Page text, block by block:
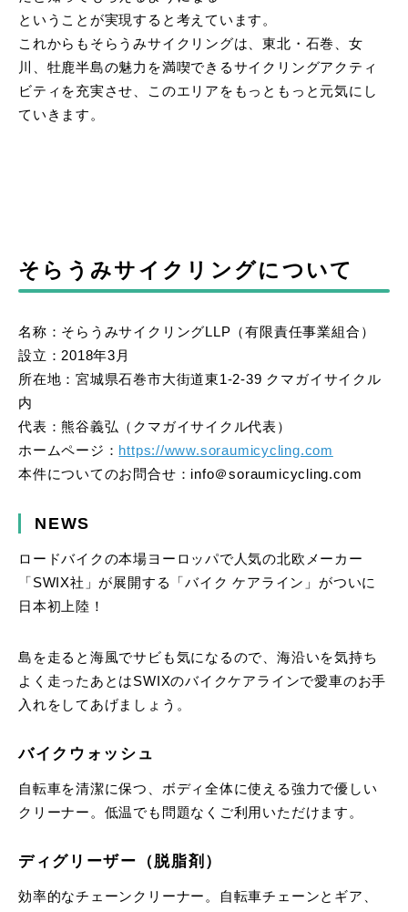
ということが実現すると考えています。
これからもそらうみサイクリングは、東北・石巻、女
川、牡鹿半島の魅力を満喫できるサイクリングアクティ
ビティを充実させ、このエリアをもっともっと元気にし
ていきます。
そらうみサイクリングについて
名称：そらうみサイクリングLLP（有限責任事業組合）
設立：2018年3月
所在地：宮城県石巻市大街道東1-2-39 クマガイサイクル
内
代表：熊谷義弘（クマガイサイクル代表）
ホームページ： https://www.soraumicycling.com​
本件についてのお問合せ：info＠soraumicycling.com
NEWS
ロードバイクの本場ヨーロッパで人気の北欧メーカー
「SWIX社」が展開する「バイク ケアライン」がついに
日本初上陸！
島を走ると海風でサビも気になるので、海沿いを気持ち
よく走ったあとはSWIXのバイクケアラインで愛車のお手
入れをしてあげましょう。
バイクウォッシュ
自転車を清潔に保つ、ボディ全体に使える強力で優しい
クリーナー。低温でも問題なくご利用いただけます。
ディグリーザー（脱脂剤）
効率的なチェーンクリーナー。自転車チェーンとギア、